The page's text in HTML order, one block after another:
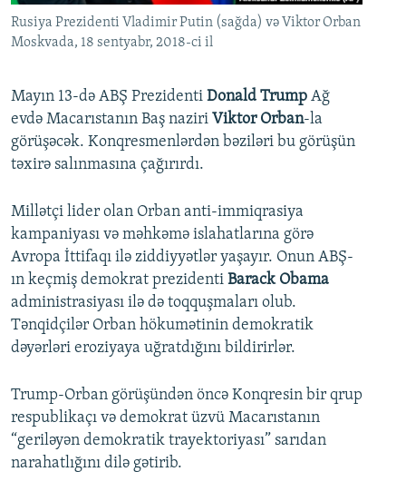
KARIKATURA
İSLAM VƏ DEMOKRATIYA
İZ - MƏDƏNIYYƏT PROQRAMI
PEŞƏ ETIKASI VƏ JURNALISTIKA STANDARTLARIMIZ
MATERIALLARIMIZDAN ISTIFADƏ
BIZIMLƏ ƏLAQƏ
XƏBƏR BÜLLETENLƏRIMIZ
Rusiya Prezidenti Vladimir Putin (sağda) və Viktor Orban
Moskvada, 18 sentyabr, 2018-ci il
Mayın 13-də ABŞ Prezidenti Donald Trump Ağ
evdə Macarıstanın Baş naziri Viktor Orban-la
görüşəcək. Konqresmenlərdən bəziləri bu görüşün
təxirə salınmasına çağırırdı.
Millətçi lider olan Orban anti-immiqrasiya
kampaniyası və məhkəmə islahatlarına görə
Avropa İttifaqı ilə ziddiyyətlər yaşayır. Onun ABŞ-
ın keçmiş demokrat prezidenti Barack Obama
administrasiyası ilə də toqquşmaları olub.
Tənqidçilər Orban hökumətinin demokratik
dəyərləri eroziyaya uğratdığını bildirirlər.
Trump-Orban görüşündən öncə Konqresin bir qrup
respublikaçı və demokrat üzvü Macarıstanın
“geriləyən demokratik trayektoriyası” sarıdan
narahatlığını dilə gətirib.